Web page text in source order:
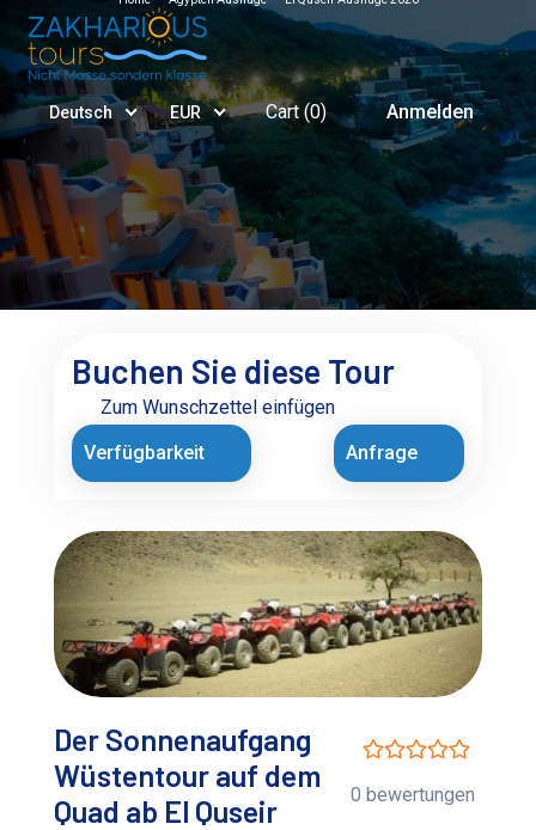
Deutsch EUR Cart (0) Anmelden
Der Sonnenaufgang
Wüstentour auf dem
Quad ab El Quseir
0 bewertungen
Buchen Sie diese Tour
Zum Wunschzettel einfügen
Verfügbarkeit
Anfrage